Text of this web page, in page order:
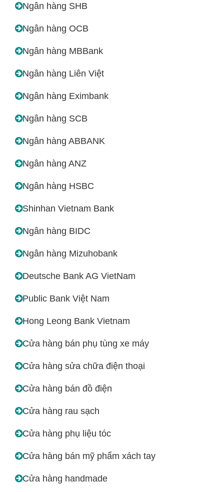
Ngân hàng SHB
Ngân hàng OCB
Ngân hàng MBBank
Ngân hàng Liên Việt
Ngân hàng Eximbank
Ngân hàng SCB
Ngân hàng ABBANK
Ngân hàng ANZ
Ngân hàng HSBC
Shinhan Vietnam Bank
Ngân hàng BIDC
Ngân hàng Mizuhobank
Deutsche Bank AG VietNam
Public Bank Việt Nam
Hong Leong Bank Vietnam
Cửa hàng bán phụ tùng xe máy
Cửa hàng sửa chữa điện thoại
Cửa hàng bán đồ điện
Cửa hàng rau sạch
Cửa hàng phụ liệu tóc
Cửa hàng bán mỹ phẩm xách tay
Cửa hàng handmade